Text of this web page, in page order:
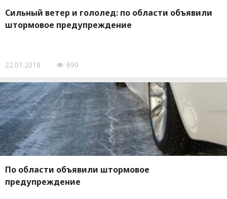
Сильный ветер и гололед: по области объявили
штормовое предупреждение
22.01.2018 690
По области объявили штормовое
предупреждение